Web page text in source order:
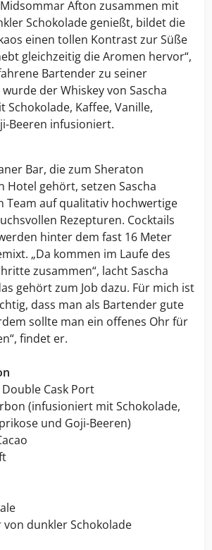
Afton zusammen mit
Schokolade genießt, bildet die
einen tollen Kontrast zur Süße
gleichzeitig die Aromen hervor“,
Bartender zu seiner
der Whiskey von Sascha
Schokolade, Kaffee, Vanille,
Beeren infusioniert.
Bar, die zum Sheraton
Hotel gehört, setzen Sascha
Team auf qualitativ hochwertige
Rezepturen. Cocktails
hinter dem fast 16 Meter
„Da kommen im Laufe des
zusammen“, lacht Sascha
gehört zum Job dazu. Für mich ist
dass man als Bartender gute
sollte man ein offenes Ohr für
findet er.
Cask Port
(infusioniert mit Schokolade,
und Goji-Beeren)
dunkler Schokolade